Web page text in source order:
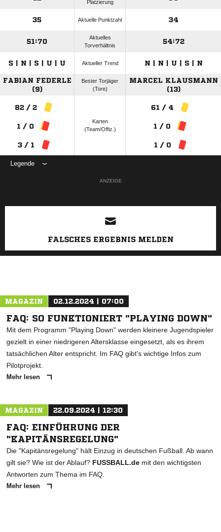
Platzierung
35 Aktuelle Punktzahl 34
51:70
Aktuelles
Torverhältnis
54:72
S | N | S | U | U Aktueller Trend N | N | U | S | N
FABIAN FEDERLE
(9)
Bester Torjäger
(Tore)
MARCEL KLAUSMANN
(13)
82 / 2
1 / 0
3 / 1
Karten
(Team/Offiz.)
61 / 4
1 / 0
1 / 0
Legende
ANZEIGE
FALSCHES ERGEBNIS MELDEN
MAGAZIN 02.12.2024 | 07:00
FAQ: SO FUNKTIONIERT "PLAYING DOWN"
Mit dem Programm "Playing Down" werden kleinere Jugendspieler
gezielt in einer niedrigeren Altersklasse eingesetzt, als es ihrem
tatsächlichen Alter entspricht. Im FAQ gibt's wichtige Infos zum
Pilotprojekt.
Mehr lesen
MAGAZIN 22.09.2024 | 12:30
FAQ: EINFÜHRUNG DER
"KAPITÄNSREGELUNG"
Die "Kapitänsregelung" hält Einzug in deutschen Fußball. Ab wann
gilt sie? Wie ist der Ablauf? FUSSBALL.de mit den wichtigsten
Antworten zum Thema im FAQ.
Mehr lesen